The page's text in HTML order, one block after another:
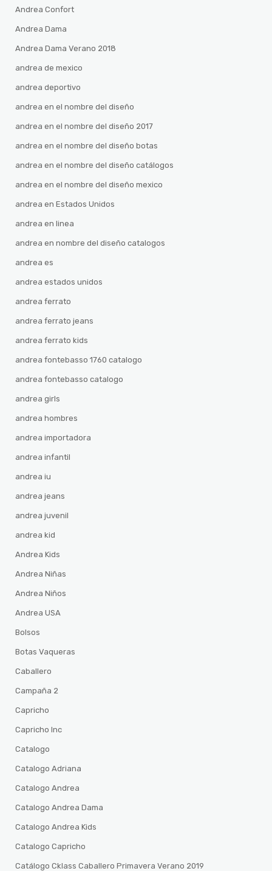
Andrea Confort
Andrea Dama
Andrea Dama Verano 2018
andrea de mexico
andrea deportivo
andrea en el nombre del diseño
andrea en el nombre del diseño 2017
andrea en el nombre del diseño botas
andrea en el nombre del diseño catálogos
andrea en el nombre del diseño mexico
andrea en Estados Unidos
andrea en linea
andrea en nombre del diseño catalogos
andrea es
andrea estados unidos
andrea ferrato
andrea ferrato jeans
andrea ferrato kids
andrea fontebasso 1760 catalogo
andrea fontebasso catalogo
andrea girls
andrea hombres
andrea importadora
andrea infantil
andrea iu
andrea jeans
andrea juvenil
andrea kid
Andrea Kids
Andrea Niñas
Andrea Niños
Andrea USA
Bolsos
Botas Vaqueras
Caballero
Campaña 2
Capricho
Capricho Inc
Catalogo
Catalogo Adriana
Catalogo Andrea
Catalogo Andrea Dama
Catalogo Andrea Kids
Catalogo Capricho
Catálogo Cklass Caballero Primavera Verano 2019